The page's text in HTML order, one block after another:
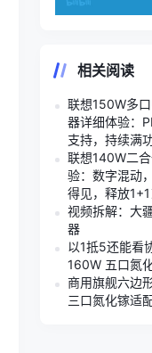
相关阅读
联想150W多
器详细体验：
支持，持续满
联想140W二
验：数字混动
得见，释放
视频拆解：大
器
以1抵5还能看
160W 五口氮
商用旗舰六边
三口氮化镓适